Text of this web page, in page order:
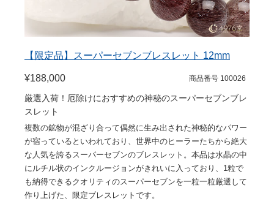
【限定品】スーパーセブンブレスレット 12mm
¥188,000 商品番号 100026
厳選入荷！厄除けにおすすめの神秘のスーパーセブンブレ
スレット
複数の鉱物が混ざり合って偶然に生み出された神秘的なパワー
が宿っているといわれており、世界中のヒーラーたちから絶大
な人気を誇るスーパーセブンのブレスレット。本品は水晶の中
にルチル状のインクルージョンがきれいに入っており、1粒で
も納得できるクオリティのスーパーセブンを一粒一粒厳選して
作り上げた、限定ブレスレットです。